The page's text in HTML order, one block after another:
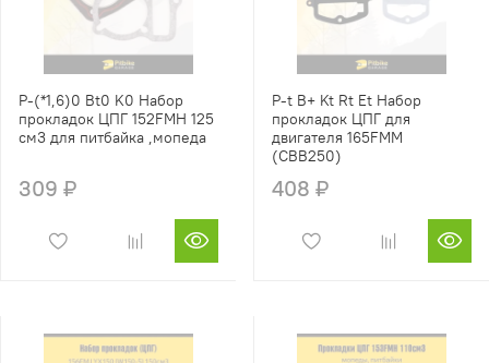
P-(*1,6)0 Bt0 K0 Набор
прокладок ЦПГ 152FMH 125
см3 для питбайка ,мопеда
309 ₽
P-t B+ Kt Rt Et Набор
прокладок ЦПГ для
двигателя 165FMM
(CBB250)
408 ₽